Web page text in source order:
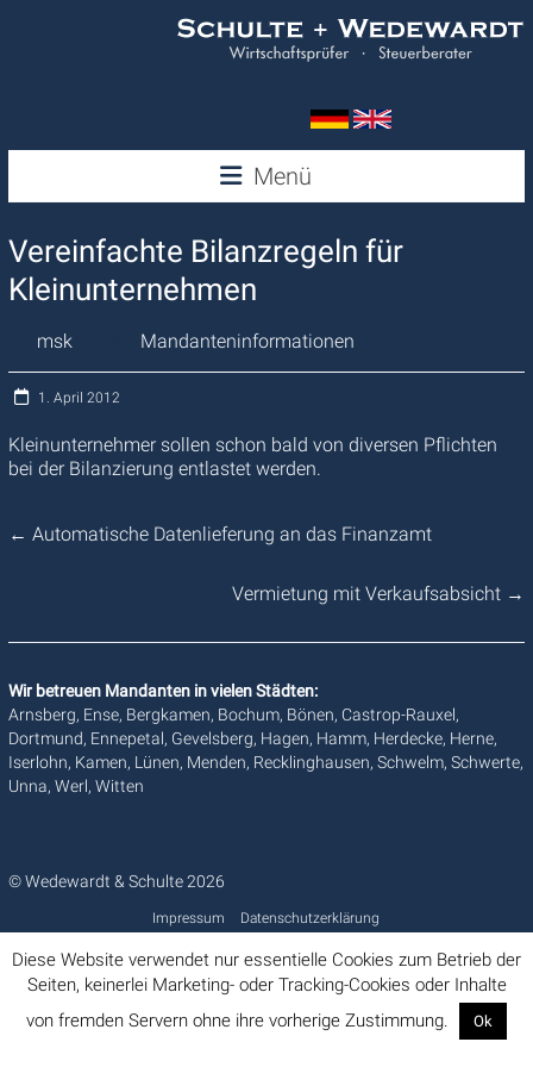
Wedewardt
&
Schulte
Menü
Vereinfachte Bilanzregeln für
Kleinunternehmen
msk Mandanteninformationen
1. April 2012
Kleinunternehmer sollen schon bald von diversen Pflichten
bei der Bilanzierung entlastet werden.
← Automatische Datenlieferung an das Finanzamt
Vermietung mit Verkaufsabsicht →
Wir betreuen Mandanten in vielen Städten:
Arnsberg, Ense, Bergkamen, Bochum, Bönen, Castrop-Rauxel,
Dortmund, Ennepetal, Gevelsberg, Hagen, Hamm, Herdecke, Herne,
Iserlohn, Kamen, Lünen, Menden, Recklinghausen, Schwelm, Schwerte,
Unna, Werl, Witten
© Wedewardt & Schulte 2026
Impressum Datenschutzerklärung
Diese Website verwendet nur essentielle Cookies zum Betrieb der
Seiten, keinerlei Marketing- oder Tracking-Cookies oder Inhalte
von fremden Servern ohne ihre vorherige Zustimmung.
Ok